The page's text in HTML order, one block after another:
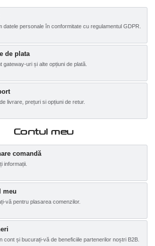
datele personale în conformitate cu regulamentul GDPR.
de plata
gateway-uri și alte opțiuni de plată.
livrare, prețuri si opțiuni de retur.
Contul meu
comandă
informații.
meu
vă pentru plasarea comenzilor.
cont și bucurați-vă de beneficiile partenerilor noștri B2B.